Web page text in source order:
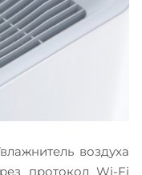
воздуха
протокол Wi-Fi